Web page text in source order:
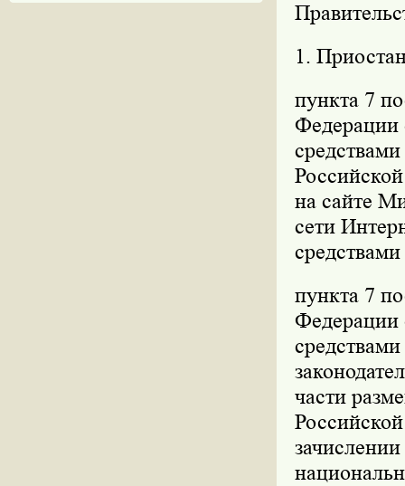
1.
пункта 7
Федерации
на сайте
сети
пункта 7
Федерации
части